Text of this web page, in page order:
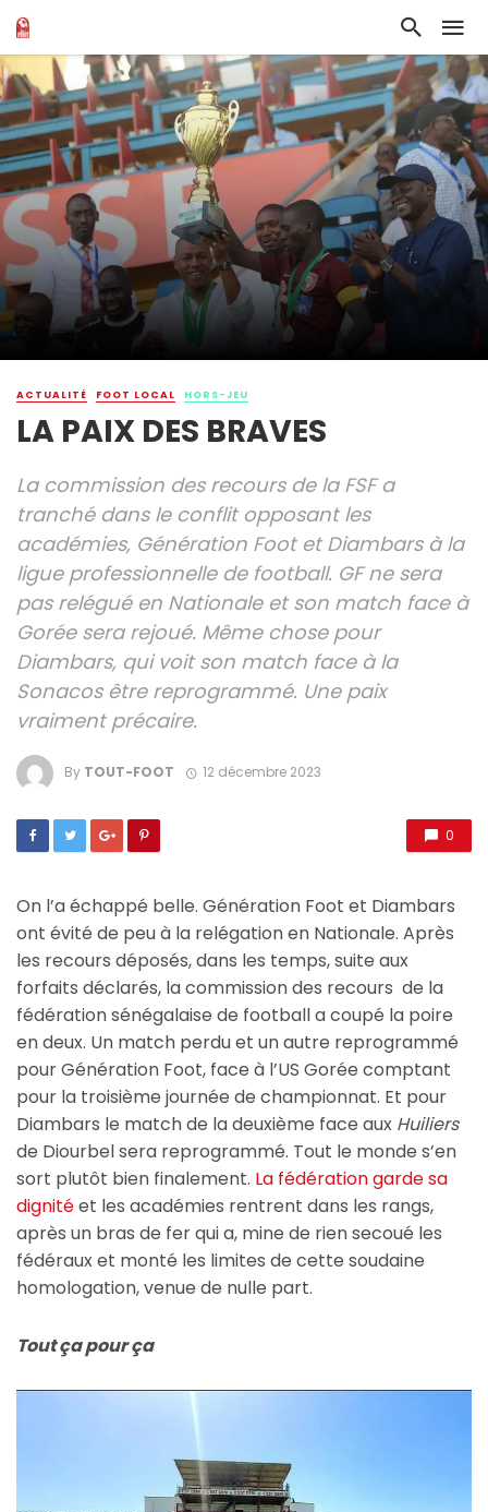
ACTUALITÉ FOOT LOCAL HORS-JEU
LA PAIX DES BRAVES
La commission des recours de la FSF a
tranché dans le conflit opposant les
académies, Génération Foot et Diambars à la
ligue professionnelle de football. GF ne sera
pas relégué en Nationale et son match face à
Gorée sera rejoué. Même chose pour
Diambars, qui voit son match face à la
Sonacos être reprogrammé. Une paix
vraiment précaire.
By TOUT-FOOT 12 décembre 2023
0
On l’a échappé belle. Génération Foot et Diambars
ont évité de peu à la relégation en Nationale. Après
les recours déposés, dans les temps, suite aux
forfaits déclarés, la commission des recours de la
fédération sénégalaise de football a coupé la poire
en deux. Un match perdu et un autre reprogrammé
pour Génération Foot, face à l’US Gorée comptant
pour la troisième journée de championnat. Et pour
Diambars le match de la deuxième face aux Huiliers
de Diourbel sera reprogrammé. Tout le monde s’en
sort plutôt bien finalement. La fédération garde sa
dignitéet les académies rentrent dans les rangs,
après un bras de fer qui a, mine de rien secoué les
fédéraux et monté les limites de cette soudaine
homologation, venue de nulle part.
Tout ça pour ça